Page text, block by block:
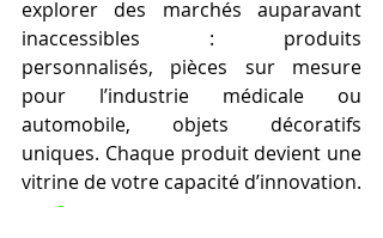
explorer des marchés auparavant
inaccessibles : produits
personnalisés, pièces sur mesure
pour l’industrie médicale ou
automobile, objets décoratifs
uniques. Chaque produit devient une
vitrine de votre capacité d’innovation.
Acheter une